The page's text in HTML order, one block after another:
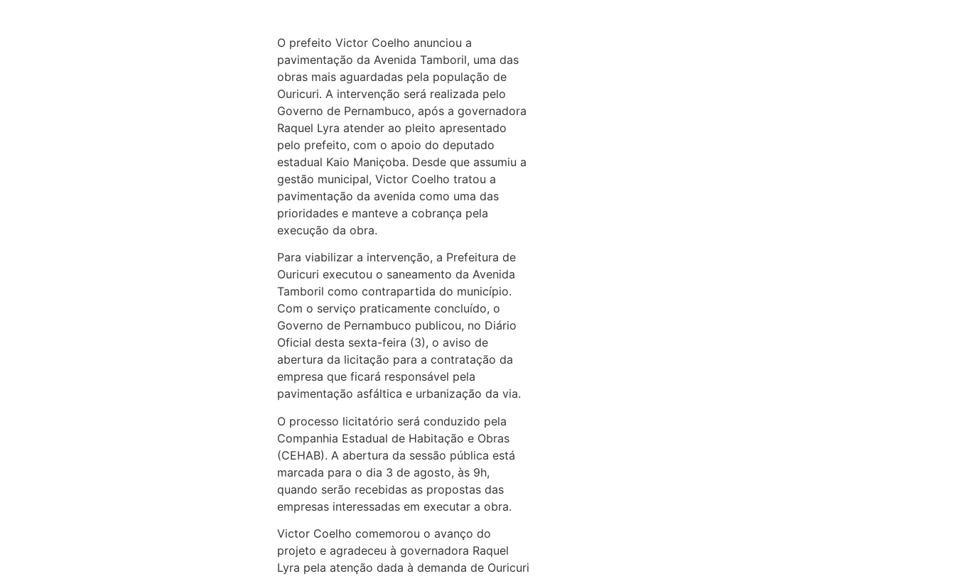
O prefeito Victor Coelho anunciou a
pavimentação da Avenida Tamboril, uma das
obras mais aguardadas pela população de
Ouricuri. A intervenção será realizada pelo
Governo de Pernambuco, após a governadora
Raquel Lyra atender ao pleito apresentado
pelo prefeito, com o apoio do deputado
estadual Kaio Maniçoba. Desde que assumiu a
gestão municipal, Victor Coelho tratou a
pavimentação da avenida como uma das
prioridades e manteve a cobrança pela
execução da obra.
Para viabilizar a intervenção, a Prefeitura de
Ouricuri executou o saneamento da Avenida
Tamboril como contrapartida do município.
Com o serviço praticamente concluído, o
Governo de Pernambuco publicou, no Diário
Oficial desta sexta-feira (3), o aviso de
abertura da licitação para a contratação da
empresa que ficará responsável pela
pavimentação asfáltica e urbanização da via.
O processo licitatório será conduzido pela
Companhia Estadual de Habitação e Obras
(CEHAB). A abertura da sessão pública está
marcada para o dia 3 de agosto, às 9h,
quando serão recebidas as propostas das
empresas interessadas em executar a obra.
Victor Coelho comemorou o avanço do
projeto e agradeceu à governadora Raquel
Lyra pela atenção dada à demanda de Ouricuri